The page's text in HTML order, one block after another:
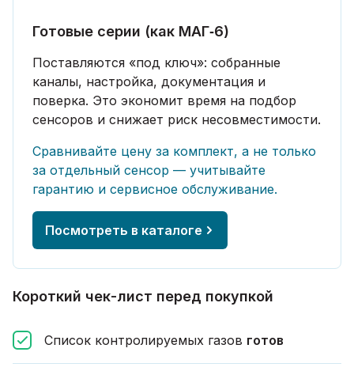
Готовые серии (как МАГ‑6)
Поставляются «под ключ»: собранные
каналы, настройка, документация и
поверка. Это экономит время на подбор
сенсоров и снижает риск несовместимости.
Сравнивайте цену за комплект, а не только
за отдельный сенсор — учитывайте
гарантию и сервисное обслуживание.
Посмотреть в каталоге
Короткий чек-лист перед покупкой
Список контролируемых газов готов